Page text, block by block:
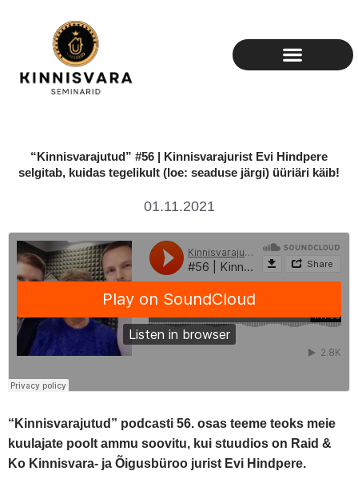
“Kinnisvarajutud” #56 | Kinnisvarajurist Evi Hindpere
selgitab, kuidas tegelikult (loe: seaduse järgi) üüriäri käib!
01.11.2021
“Kinnisvarajutud” podcasti 56. osas teeme teoks meie
kuulajate poolt ammu soovitu, kui stuudios on Raid &
Ko Kinnisvara- ja Õigusbüroo jurist Evi Hindpere.